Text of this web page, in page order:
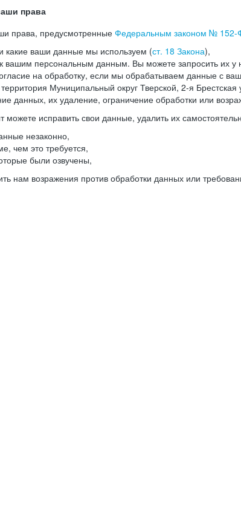
права
права, предусмотренные Федеральным законом № 152-
какие ваши данные мы используем (ст. 18 Закона),
вашим персональным данным. Вы можете запросить их у
на обработку, если мы обрабатываем данные с
территория Муниципальный округ Тверской, 2-я
данных, их удаление, ограничение обработки или
исправить свои данные, удалить их
незаконно,
чем это требуется,
были озвучены,
нам возражения против обработки данных или